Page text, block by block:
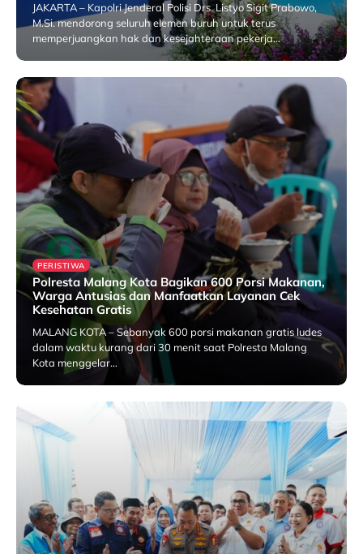
JAKARTA – Kapolri Jenderal Polisi Drs. Listyo Sigit Prabowo,
M.Si. mendorong seluruh elemen buruh untuk terus
memperjuangkan hak dan kesejahteraan pekerja…
25 July 2026
PERISTIWA
Polresta Malang Kota Bagikan 600 Porsi Makanan,
Warga Antusias dan Manfaatkan Layanan Cek
Kesehatan Gratis
MALANG KOTA – Sebanyak 600 porsi makanan gratis ludes
dalam waktu kurang dari 30 menit saat Polresta Malang
Kota menggelar…
25 July 2026